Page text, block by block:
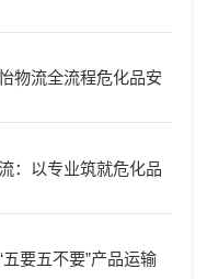
物流全流程危化品安
：以专业筑就危化品
要五不要”产品运输